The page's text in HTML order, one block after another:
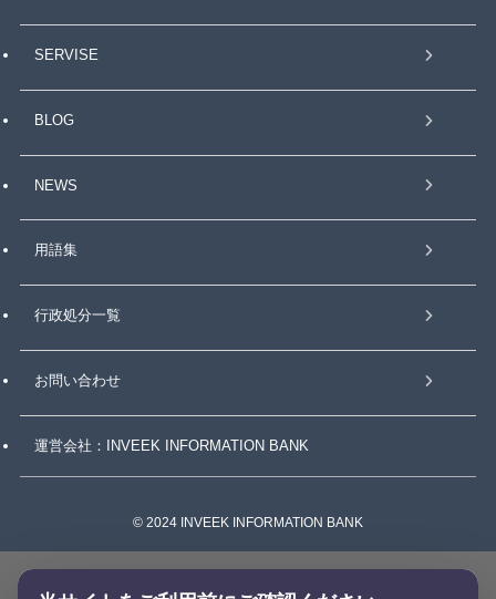
SERVISE
BLOG
NEWS
用語集
行政処分一覧
お問い合わせ
運営会社：INVEEK INFORMATION BANK
© 2024 INVEEK INFORMATION BANK